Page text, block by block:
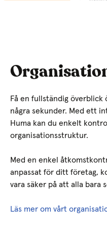
Få en fullständig
några sekunder. Med ett
Huma kan du enkelt
organisationsstruktur.
Med en enkel
anpassat för ditt företag,
vara säker på att alla bara
Läs mer om vårt